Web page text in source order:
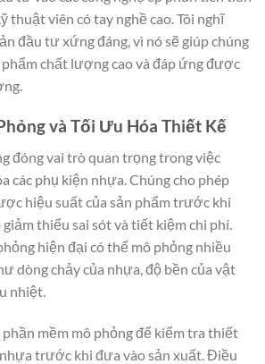
thuật viên có tay nghề cao. Tôi nghĩ
đầu tư xứng đáng, vì nó sẽ giúp chúng
chất lượng cao và đáp ứng được
và Tối Ưu Hóa Thiết Kế
đóng vai trò quan trọng trong việc
các phụ kiện nhựa. Chúng cho phép
hiệu suất của sản phẩm trước khi
thiểu sai sót và tiết kiệm chi phí.
hiện đại có thể mô phỏng nhiều
dòng chảy của nhựa, độ bền của vật
nhiệt.
mềm mô phỏng để kiểm tra thiết
nhựa trước khi đưa vào sản xuất. Điều